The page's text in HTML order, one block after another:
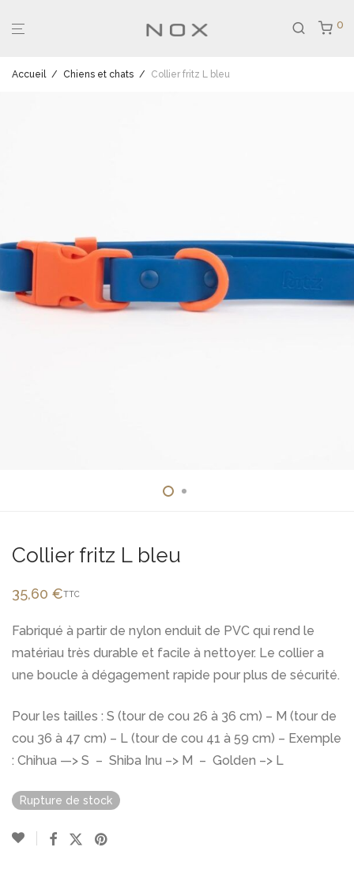
0
Accueil / Chiens et chats / Collier fritz L bleu
Collier fritz L bleu
35,60 €TTC
Fabriqué à partir de nylon enduit de PVC qui rend le
matériau très durable et facile à nettoyer. Le collier a
une boucle à dégagement rapide pour plus de sécurité.
Pour les tailles : S (tour de cou 26 à 36 cm) – M (tour de
cou 36 à 47 cm) – L (tour de cou 41 à 59 cm) – Exemple
: Chihua —> S – Shiba Inu –> M – Golden –> L
Rupture de stock